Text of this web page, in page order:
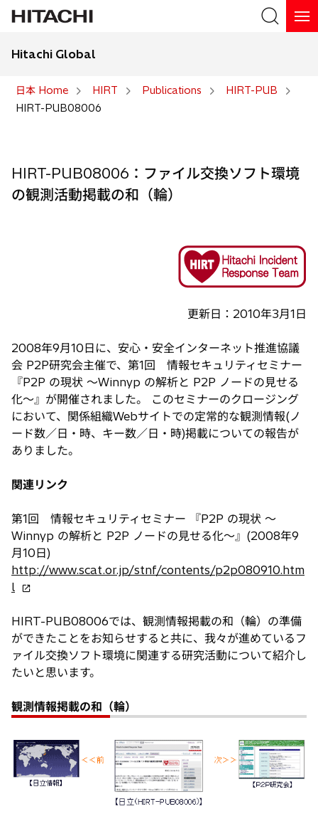
Hitachi Global
日本 Home HIRT Publications
HIRT-PUB
HIRT-PUB08006
HIRT-PUB08006：ファイル交換ソフト環境
の観測活動掲載の和（輪）
更新日：2010年3月1日
2008年9月10日に、安心・安全インターネット推進協議
会 P2P研究会主催で、第1回 情報セキュリティセミナー
『P2P の現状 ～Winnyp の解析と P2P ノードの見せる
化～』が開催されました。 このセミナーのクロージング
において、関係組織Webサイトでの定常的な観測情報(ノ
ード数／日・時、キー数／日・時)掲載についての報告が
ありました。
関連リンク
第1回 情報セキュリティセミナー 『P2P の現状 ～
Winnyp の解析と P2P ノードの見せる化～』(2008年9
月10日)
http://www.scat.or.jp/stnf/contents/p2p080910.htm
l新
い
タ
ブ
で
く
HIRT-PUB08006では、観測情報掲載の和（輪）の準備
ができたことをお知らせすると共に、我々が進めているフ
ァイル交換ソフト環境に関連する研究活動について紹介し
たいと思います。
観測情報掲載の和（輪）